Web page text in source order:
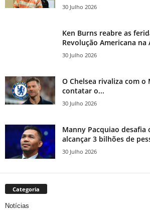
30 Julho 2026
Ken Burns reabre as
Revolução Americana na
30 Julho 2026
O Chelsea rivaliza com o
contatar o...
30 Julho 2026
Manny Pacquiao desafia
alcançar 3 bilhões de
30 Julho 2026
Categoria
Notícias